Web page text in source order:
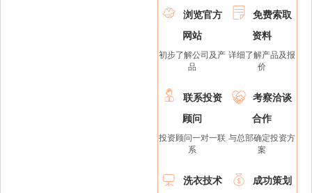

浏览官方
网站
初步了解公司及产
品

免费索取
资料
详细了解产品及报
价

联系投资
顾问
投资顾问一对一联
系

考察洽谈
合作
与总部确定投资方
案

洗衣技术

成功策划